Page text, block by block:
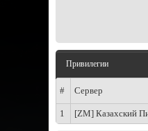
Привилегии
# Сервер
1 [ZM] Казахский